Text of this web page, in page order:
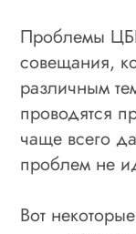
Проблемы
совещания,
различным
проводятся
чаще всего
проблем не
Вот